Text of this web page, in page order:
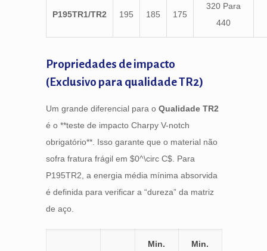
P195TR1/TR2 195 185 175
320 Para
440
Propriedades de impacto
(Exclusivo para qualidade TR2)
Um grande diferencial para o Qualidade TR2
é o **teste de impacto Charpy V-notch
obrigatório**. Isso garante que o material não
sofra fratura frágil em $0^\circ C$. Para
P195TR2, a energia média mínima absorvida
é definida para verificar a “dureza” da matriz
de aço.
Min.
Min.